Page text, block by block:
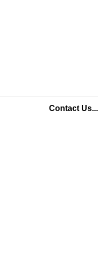
Contact Us...